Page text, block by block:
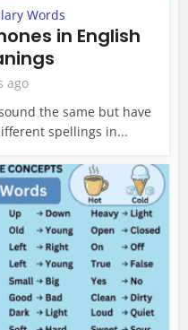
Words
in English
ago
the same but have
spellings in...